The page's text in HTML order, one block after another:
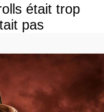
était trop
pas